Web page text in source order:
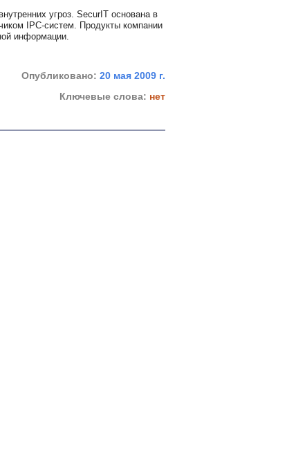
угроз. SecurIT основана в
IPC-систем. Продукты компании
информации.
Опубликовано: 20 мая 2009 г.
Ключевые слова: нет